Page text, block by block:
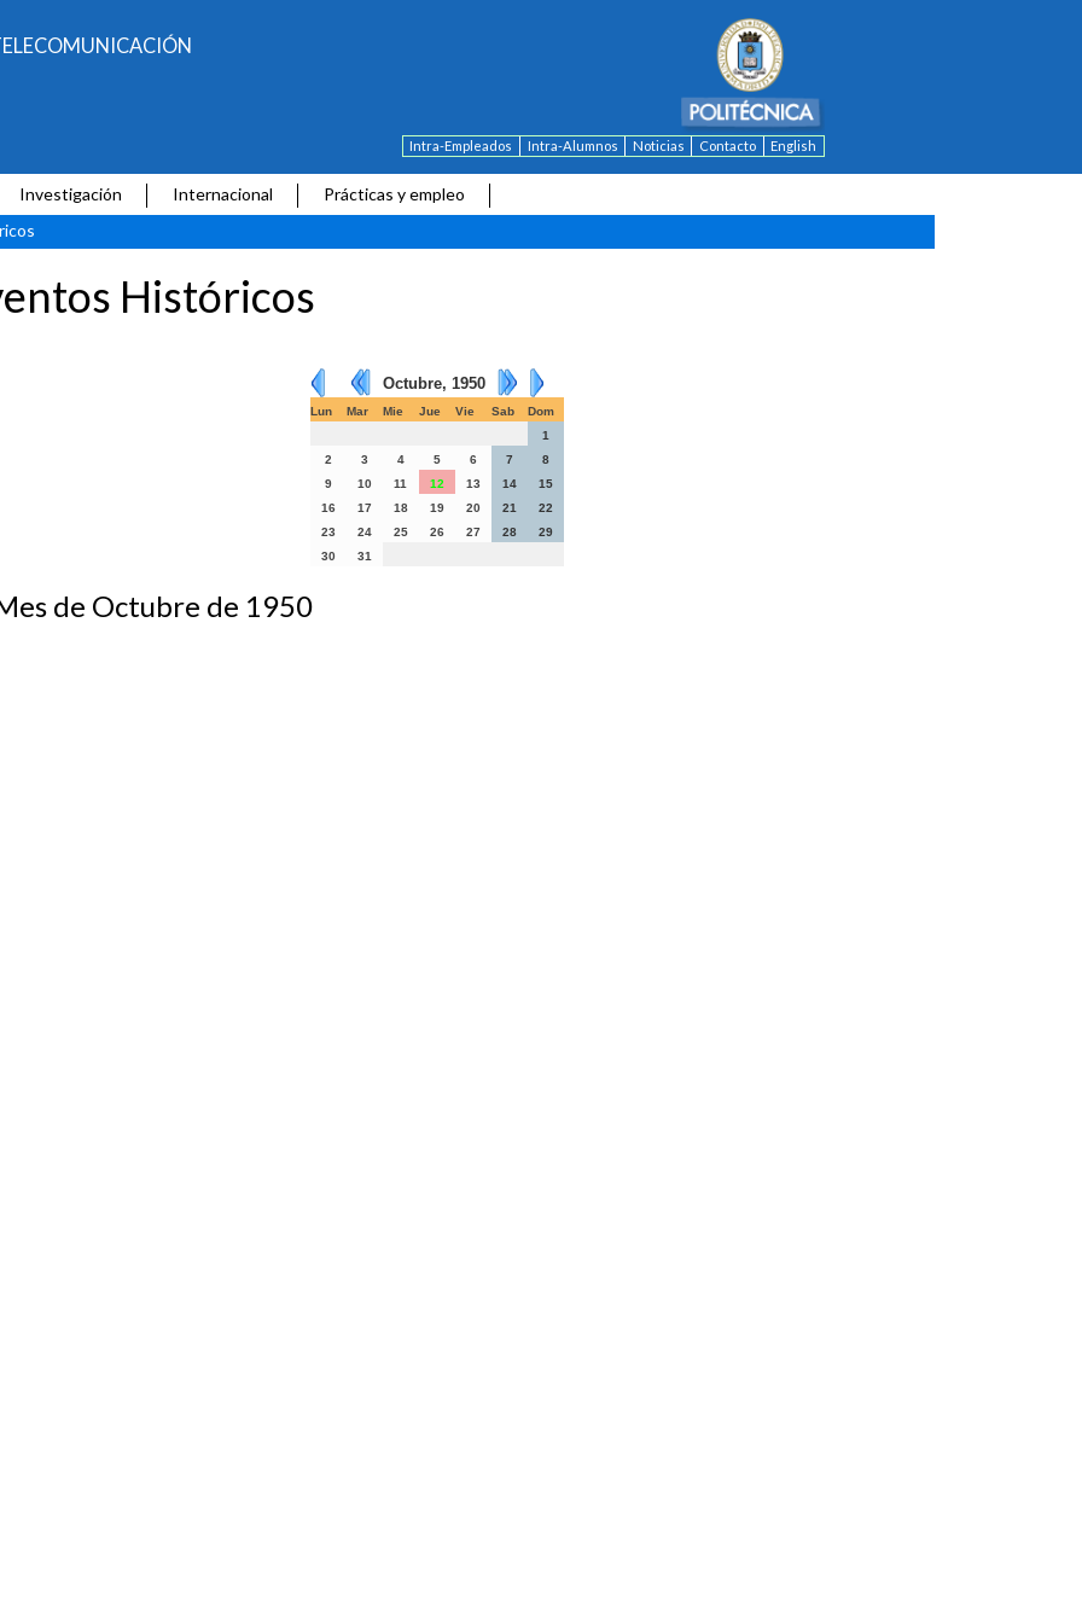
Intra-Empleados Intra-Alumnos Noticias Contacto English
Investigación Internacional
Prácticas y empleo
Históricos
Octubre, 1950
Lun Mar Mie Jue Vie Sab
Dom
1
2
3 4 5 6 7
8
9
10 11 12 13 14
15
16
17 18 19 20 21
22
23
24 25 26 27 28
29
30
31
de Octubre de 1950